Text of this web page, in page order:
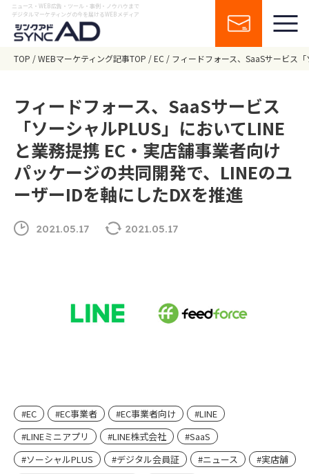
ニュース・WEB広告・ツール・事例・ノウハウまで
デジタルマーケティングの今を届けるWEBメディア
TOP WEBマーケティング記事TOP EC フィードフォース、SaaSサービス
フィードフォース、SaaSサービス
「ソーシャルPLUS」においてLINE
と業務提携 EC・実店舗事業者向け
パッケージの共同開発で、LINEのユ
ーザーIDを軸にしたDXを推進
2021.05.17 2021.05.17
#EC #EC事業者 #EC事業者向け
#LINE
#LINEミニアプリ
#LINE株式会社
#SaaS
#ソーシャルPLUS
#デジタル会員証 #ニュース
#実店舗